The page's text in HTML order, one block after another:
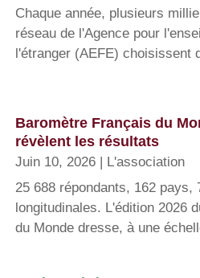
Chaque année, plusieurs
réseau de l'Agence pour
l'étranger (AEFE) choisissent
Baromètre Français du
révèlent les résultats
Juin 10, 2026
L'association
25 688 répondants, 162 pays,
longitudinales. L'édition 2026
du Monde dresse, à une